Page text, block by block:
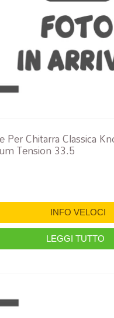
Per Chitarra Classica
Tension 33.5
INFO VELOCI
LEGGI TUTTO